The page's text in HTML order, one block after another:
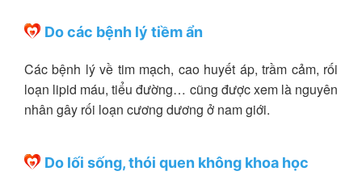
Do các bệnh lý tiềm ẩn
Các bệnh lý về tim mạch, cao huyết áp, trầm cảm, rối
loạn lipid máu, tiểu đường… cũng được xem là nguyên
nhân gây rối loạn cương dương ở nam giới.
Do lối sống, thói quen không khoa học